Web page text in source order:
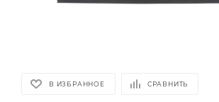
В ИЗБРАННОЕ СРАВНИТЬ